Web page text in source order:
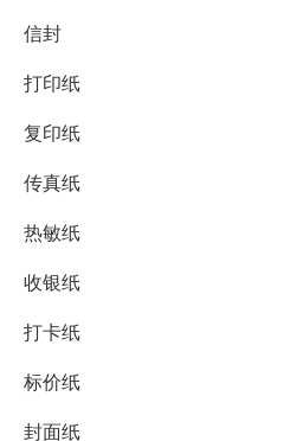
信封
打印纸
复印纸
传真纸
热敏纸
收银纸
打卡纸
标价纸
封面纸